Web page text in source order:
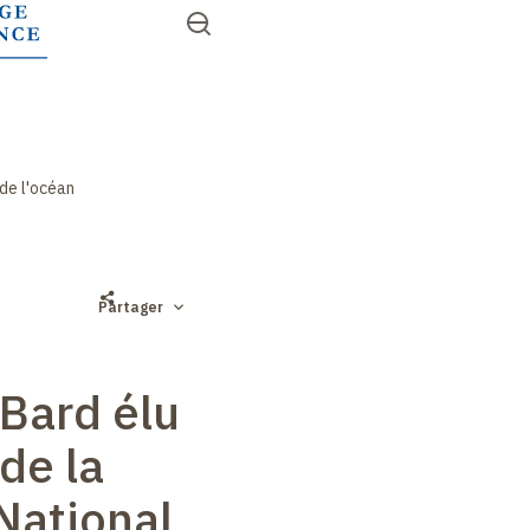
Aller
au
RECHERCHER
Ouvrir
l'océan
Partager
élu
la